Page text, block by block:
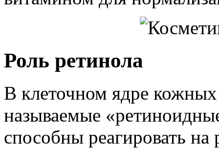
Роль ретинола
В клеточном ядре кожных
называемые
способны реагировать на